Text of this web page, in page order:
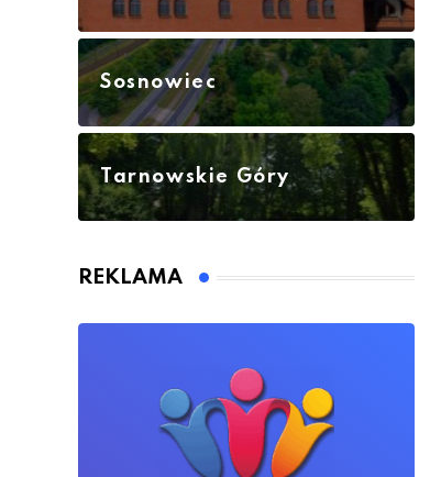
Sosnowiec
Tarnowskie Góry
REKLAMA